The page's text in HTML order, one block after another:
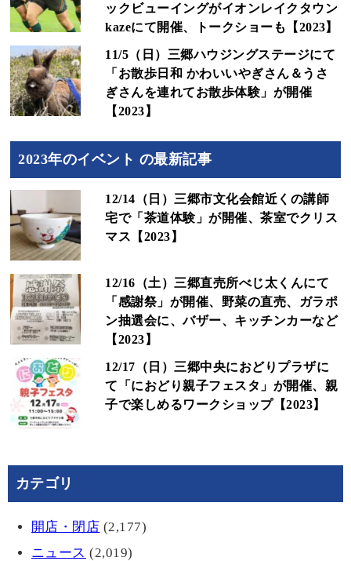
ックビューイングがイオンレイクタウン
kazeにて開催、トークショーも【2023】
11/5（日）三郷ハウジングステージにて
「お散歩日和 かわいいやぎさん＆うさ
ぎさんを連れてお散歩体験」が開催
【2023】
2023年のイベント の最新記事
12/14（日）三郷市文化会館近くの講師
宅で「茶道体験」が開催、茶室でクリス
マス【2023】
12/16（土）三郷直売所べじ太くんにて
「感謝祭」が開催、野菜の直売、ガラポ
ン抽選会に、バザー、キッチンカーなど
【2023】
12/17（日）三郷中央におどりプラザに
て「におどり親子フェスタ」が開催、親
子で楽しめるワークショップ【2023】
カテゴリ
開店・閉店 (2,177)
ニュース (2,019)